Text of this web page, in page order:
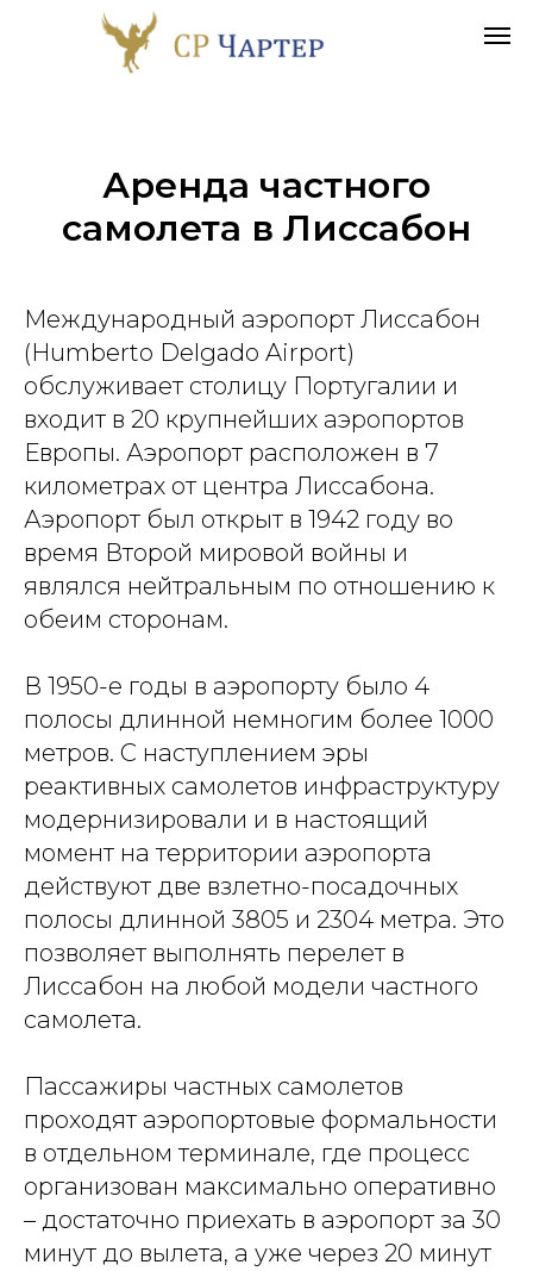
Аренда частного
самолета в Лиссабон
Международный аэропорт Лиссабон
(Humberto Delgado Airport)
обслуживает столицу Португалии и
входит в 20 крупнейших аэропортов
Европы. Аэропорт расположен в 7
километрах от центра Лиссабона.
Аэропорт был открыт в 1942 году во
время Второй мировой войны и
являлся нейтральным по отношению к
обеим сторонам.
В 1950-е годы в аэропорту было 4
полосы длинной немногим более 1000
метров. С наступлением эры
реактивных самолетов инфраструктуру
модернизировали и в настоящий
момент на территории аэропорта
действуют две взлетно-посадочных
полосы длинной 3805 и 2304 метра. Это
позволяет выполнять перелет в
Лиссабон на любой модели частного
самолета.
Пассажиры частных самолетов
проходят аэропортовые формальности
в отдельном терминале, где процесс
организован максимально оперативно
– достаточно приехать в аэропорт за 30
минут до вылета, а уже через 20 минут